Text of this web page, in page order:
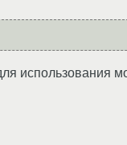
использования